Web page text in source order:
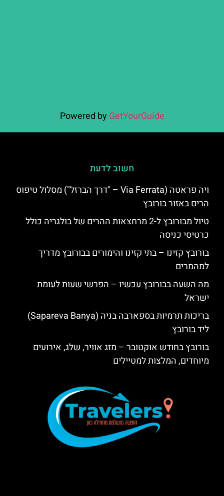
Powered by GetYourGuide
חשוב לדעת
ויה פראטה (Via Ferrata – "דרך הברזל") מסלול טיפוס
הרים באזור בורובץ
טיול מבורובץ ל-2 מרחצאות ההרים של בולגריה כולל
כרטיסי כניסה
בורובץ קזינו – בתי קזינו והימורים בבורובץ מדריך
למהמרים
מה השעה בבורובץ עכשיו – הפרשי שעות לעומת
ישראל
בריכות תרמיות בספארבה בניה (Sapareva Banya)
ליד בורובץ
בורובץ בחודש אוקטובר – מזג אוויר, שלג, אירועים
מיוחדים, המלצות למטיילים